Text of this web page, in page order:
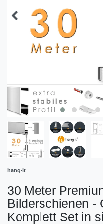
hang-it
30 Meter
Bilderschienen -
Komplett Set in